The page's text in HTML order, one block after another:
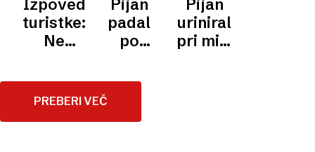
in
izsiljevanja
policija
promet
več kot
100
kriminalistov,
župan
Moravč
z e-
skirojem
minister
posnet
MIGRANTE
Izpoved
turistke:
Ne
v ZDA,
vsak
Pijan
padal
po
sčasoma
Pijan
uriniral
pri mizi
PREBERI VEČ